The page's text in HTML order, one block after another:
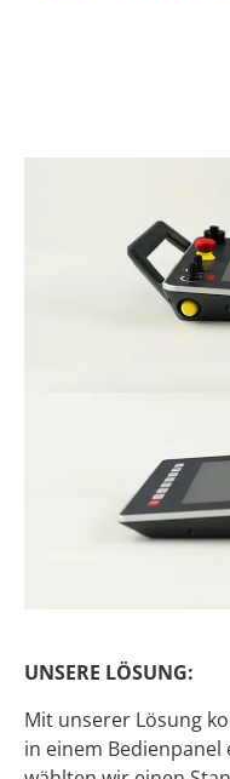
UNSERE LÖSUNG:
Mit unserer Lösung
in einem